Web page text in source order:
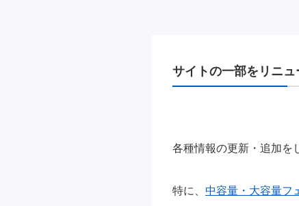
サイトの一部をリニ
各種情報の更新・追加を
特に、 中容量・大容量フ